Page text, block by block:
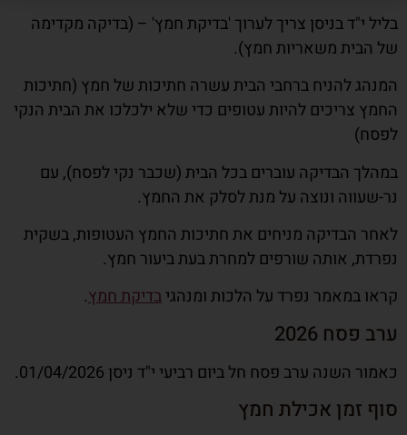
בליל י"ד בניסן צריך לערוך 'בדיקת חמץ' – (בדיקה מקדימה
של הבית משאריות חמץ).
המנהג להניח ברחבי הבית עשרה חתיכות של חמץ (חתיכות
החמץ צריכים להיות עטופים כדי שלא ילכלכו את הבית הנקי
לפסח)
במהלך הבדיקה עוברים בכל הבית (שכבר נקי לפסח), עם
נר-שעווה ונוצה על מנת לסלק את החמץ.
לאחר הבדיקה מניחים את חתיכות החמץ העטופות, בשקית
נפרדת, אותה שורפים למחרת בעת ביעור חמץ.
קראו במאמר נפרד על הלכות ומנהגיבדיקת חמץ.
ערב פסח 2026
כאמור השנה ערב פסח חל ביום רביעי י"ד ניסן 01/04/2026.
סוף זמן אכילת חמץ